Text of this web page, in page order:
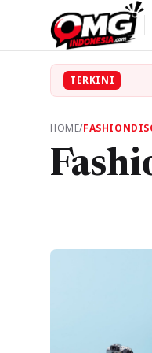
TERKINI
HOME/